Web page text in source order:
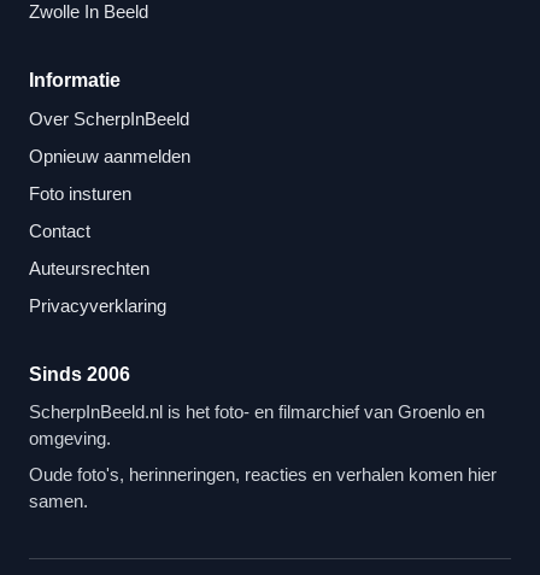
Zwolle In Beeld
Informatie
Over ScherpInBeeld
Opnieuw aanmelden
Foto insturen
Contact
Auteursrechten
Privacyverklaring
Sinds 2006
ScherpInBeeld.nl is het foto- en filmarchief van Groenlo en
omgeving.
Oude foto's, herinneringen, reacties en verhalen komen hier
samen.